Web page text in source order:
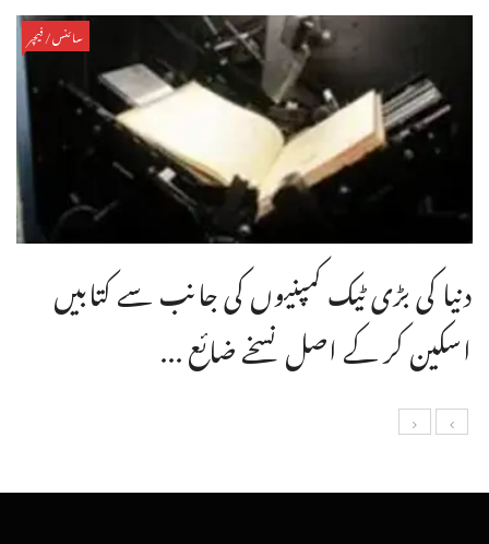
سائنس/فیچر
دنیا کی بڑی ٹیک کمپنیوں کی جانب سے کتابیں
اسکین کر کے اصل نسخے ضائع ...